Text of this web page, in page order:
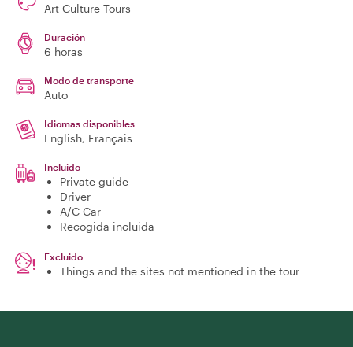
Art Culture Tours
Duración
6 horas
Modo de transporte
Auto
Idiomas disponibles
English, Français
Incluido
Private guide
Driver
A/C Car
Recogida incluida
Excluido
Things and the sites not mentioned in the tour